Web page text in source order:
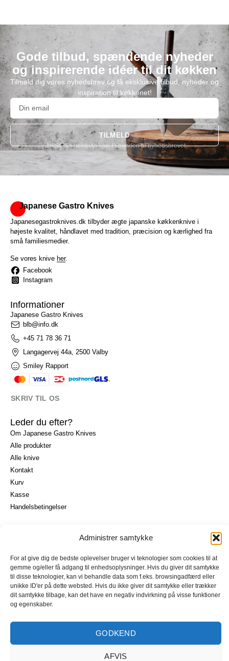
Administrer samtykke
For at give dig de bedste oplevelser bruger vi teknologier som cookies til at
gemme og/eller få adgang til enhedsoplysninger. Hvis du giver dit samtykke
til disse teknologier, kan vi behandle data som f.eks. browsingadfærd eller
unikke ID'er på dette websted. Hvis du ikke giver dit samtykke eller trækker
dit samtykke tilbage, kan det have en negativ indvirkning på visse funktioner
og egenskaber.
GODKEND
AFVIS
I alt
Køb for900,00kr.
Gode tilbud, spændende nyheder
og inspirerende idéer til dit køkken
Tilmeld dig vores nyhedsbrev og få eksklusive tilbud, nyheder og
inspiration til køkkenet!
TILMELD
Alternative:
Afmeld dig nemt via linket i bunden af nyhedsbrevet.
Japanese Gastro Knives
Japanesegastroknives.dk tilbyder ægte japanske køkkenknive i
højeste kvalitet, håndlavet med tradition, præcision og kærlighed fra
små familiesmedier.
Se vores knive her.
Facebook
Instagram
Informationer
Japanese Gastro Knives
blb@info.dk
+45 71 78 36 71
Langagervej 44a, 2500 Valby
Smiley Rapport
SKRIV TIL OS
Leder du efter?
Om Japanese Gastro Knives
Alle produkter
Alle knive
Kontakt
Kurv
Kasse
Handelsbetingelser
Seki Kanetsugu
Seisuke
Ohishi
Hideo Kitaoka
Iseya